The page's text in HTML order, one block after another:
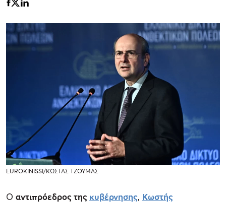
EUROKINISSΙ/ΚΩΣΤΑΣ ΤΖΟΥΜΑΣ
Ο αντιπρόεδρος της κυβέρνησης, Κωστής